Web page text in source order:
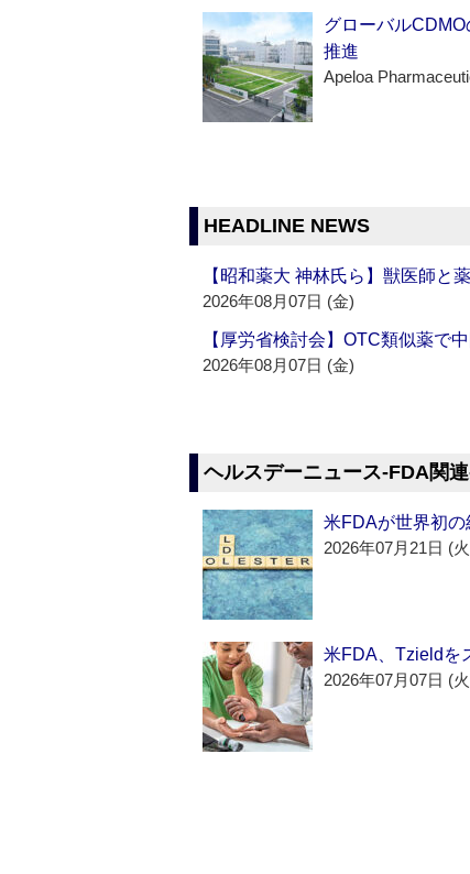
グローバル
推進
Apeloa
HEADLINE NEWS
【昭和薬大 神林氏ら】獣医師と
2026年08月07日 (金)
【厚労省検討会】OTC類似薬で
2026年08月07日 (金)
ヘルスデーニュース‐FDA関連
米FDAが世界初
2026年07月21日 (
米FDA、Tzieldを
2026年07月07日 (